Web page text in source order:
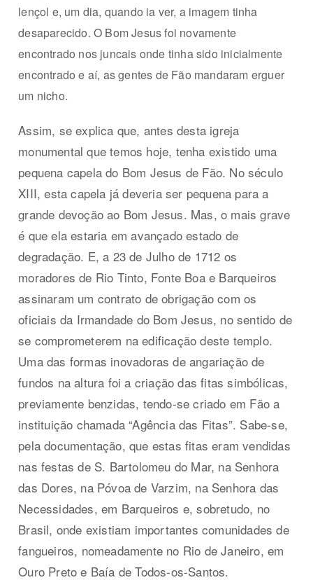
lençol e, um dia, quando ia ver, a imagem tinha
desaparecido. O Bom Jesus foi novamente
encontrado nos juncais onde tinha sido inicialmente
encontrado e aí, as gentes de Fão mandaram erguer
um nicho.
Assim, se explica que, antes desta igreja
monumental que temos hoje, tenha existido uma
pequena capela do Bom Jesus de Fão. No século
XIII, esta capela já deveria ser pequena para a
grande devoção ao Bom Jesus. Mas, o mais grave
é que ela estaria em avançado estado de
degradação. E, a 23 de Julho de 1712 os
moradores de Rio Tinto, Fonte Boa e Barqueiros
assinaram um contrato de obrigação com os
oficiais da Irmandade do Bom Jesus, no sentido de
se comprometerem na edificação deste templo.
Uma das formas inovadoras de angariação de
fundos na altura foi a criação das fitas simbólicas,
previamente benzidas, tendo-se criado em Fão a
instituição chamada “Agência das Fitas”. Sabe-se,
pela documentação, que estas fitas eram vendidas
nas festas de S. Bartolomeu do Mar, na Senhora
das Dores, na Póvoa de Varzim, na Senhora das
Necessidades, em Barqueiros e, sobretudo, no
Brasil, onde existiam importantes comunidades de
fangueiros, nomeadamente no Rio de Janeiro, em
Ouro Preto e Baía de Todos-os-Santos.